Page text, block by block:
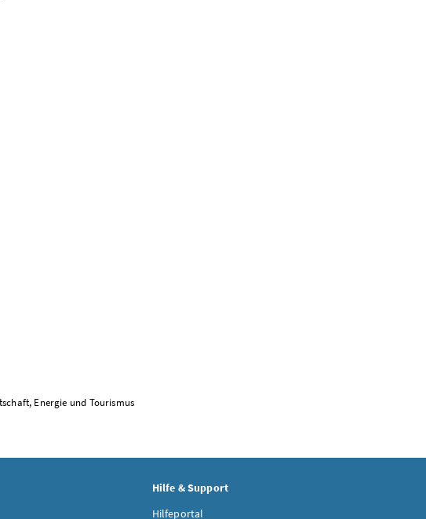
Energie und Tourismus
Hilfe & Support
Hilfeportal